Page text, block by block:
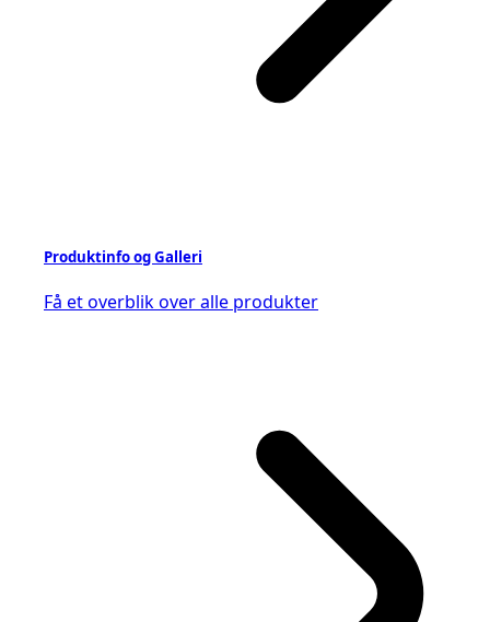
Produktinfo og Galleri
Få et overblik over alle produkter